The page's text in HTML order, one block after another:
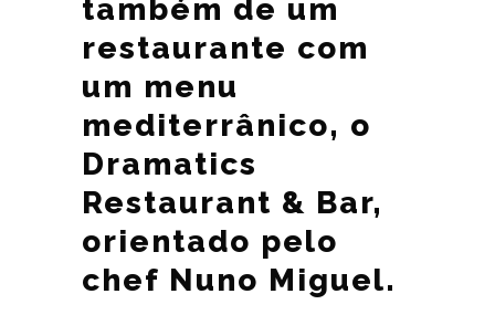
também de um
restaurante com
um menu
mediterrânico, o
Dramatics
Restaurant & Bar,
orientado pelo
chef Nuno Miguel.